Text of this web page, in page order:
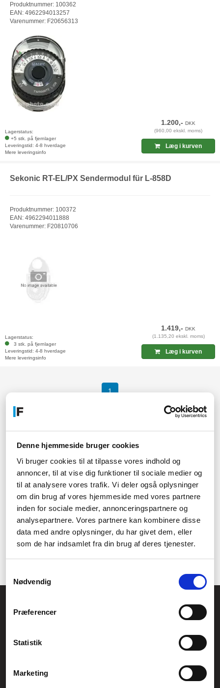
Denne hjemmeside bruger cookies
Vi bruger cookies til at tilpasse vores indhold og
annoncer, til at vise dig funktioner til sociale medier og
til at analysere vores trafik. Vi deler også oplysninger
om din brug af vores hjemmeside med vores partnere
inden for sociale medier, annonceringspartnere og
analysepartnere. Vores partnere kan kombinere disse
data med andre oplysninger, du har givet dem, eller
som de har indsamlet fra din brug af deres tjenester.
Nødvendig
Præferencer
Statistik
Marketing
Produktnummer: 100362
EAN: 4962294013257
Varenummer: F20656313
Lagerstatus:
+5 stk. på fjernlager
Leveringstid: 4-8 hverdage
Mere leveringsinfo
1.200,-DKK
(960,00 ekskl. moms)
Læg i kurven
Sekonic RT-EL/PX Sendermodul für L-858D
Produktnummer: 100372
EAN: 4962294011888
Varenummer: F20810706
Lagerstatus:
3 stk. på fjernlager
Leveringstid: 4-8 hverdage
Mere leveringsinfo
1.419,-DKK
(1.135,20 ekskl. moms)
Læg i kurven
1
Lysmålere til både indendørs
og udendørs brug
Find den perfekte lysmåler til enhver opgave, uanset om det er
til hjemmet eller professionelt brug. Vi tilbyder et bredt udvalg af
lysmålere til både indendørs og udendørs brug, der er nemme
at bruge og giver præcise målinger. Vores eksperter har nøje
udvalgt de bedste modeller, så du kan være sikker på, at du får
CVR.: 26208637
Generelle henvendelser:
Service- og reklamationsafdelingen: